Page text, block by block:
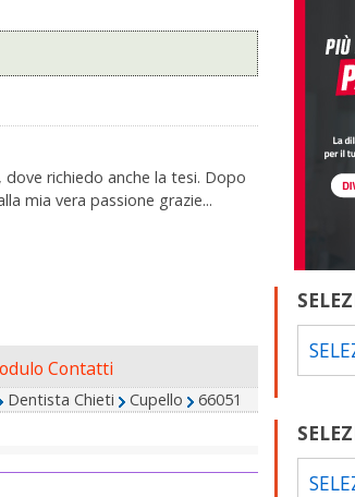
richiedo anche la tesi. Dopo
mia vera passione grazie...
Contatti
Dentista Chieti Cupello 66051